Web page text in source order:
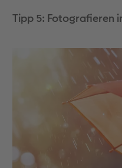
Tipp 5: Fotografieren